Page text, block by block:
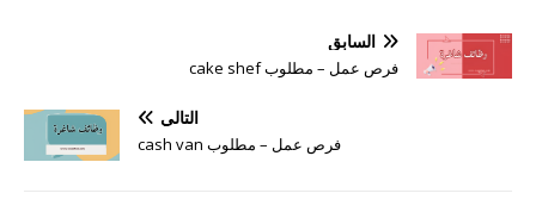
السابق
فرص عمل – مطلوب cake shef
التالي
فرص عمل – مطلوب cash van